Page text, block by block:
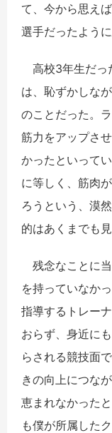
て、今から思え
選手だったように
高校3年生だっ
は、恥ずかしな
のことだった。
筋力をアップさ
かったといって
に等しく、筋肉
ろうという、漠
的はあくまでも
残念なことに
を持っていなか
指導するトレー
おらず、身近に
らされる競技面
きの向上につな
恵まれなかった
も僕が所属した